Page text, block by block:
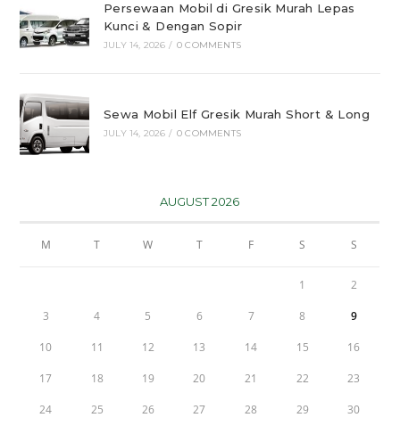
Persewaan Mobil di Gresik Murah Lepas
Kunci & Dengan Sopir
JULY 14, 2026 / 0 COMMENTS
Sewa Mobil Elf Gresik Murah Short & Long
JULY 14, 2026 / 0 COMMENTS
AUGUST 2026
M T W T F S S
1 2
3 4 5 6 7 8 9
10 11 12 13 14 15 16
17 18 19 20 21 22 23
24 25 26 27 28 29 30